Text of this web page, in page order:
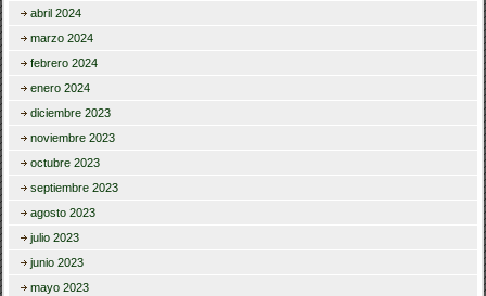
abril 2024
marzo 2024
febrero 2024
enero 2024
diciembre 2023
noviembre 2023
octubre 2023
septiembre 2023
agosto 2023
julio 2023
junio 2023
mayo 2023